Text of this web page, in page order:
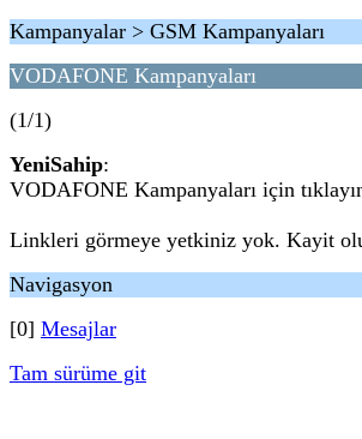
Kampanyalar > GSM Kampanyaları
VODAFONE Kampanyaları
(1/1)
YeniSahip:
VODAFONE Kampanyaları için
Linkleri görmeye yetkiniz yok. Kayit
Navigasyon
[0] Mesajlar
Tam sürüme git